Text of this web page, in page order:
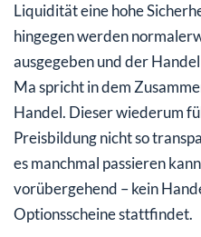
Liquidität eine hohe
hingegen werden
ausgegeben und der
Ma spricht in dem
Handel. Dieser wiederum
Preisbildung nicht so
es manchmal passieren
vorübergehend – kein
Optionsscheine stattfindet.